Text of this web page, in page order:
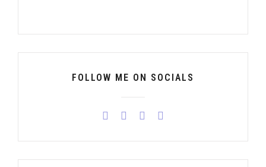
FOLLOW ME ON SOCIALS